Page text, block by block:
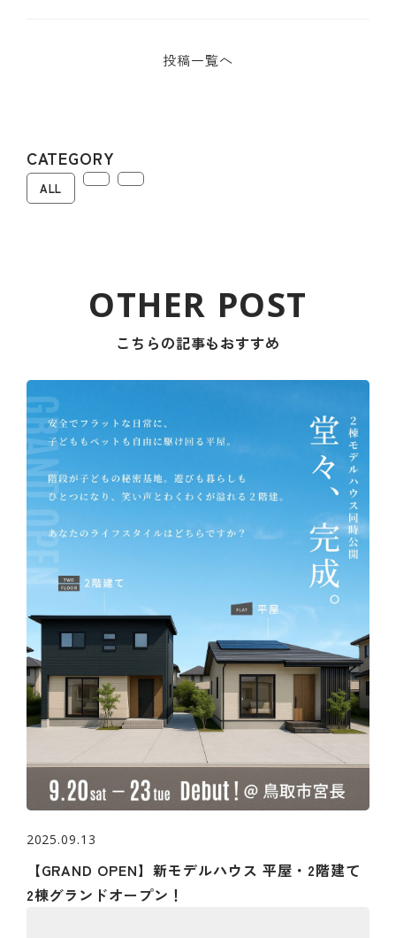
投稿一覧へ
CATEGORY
ALL
こちらの記事もおすすめ
2025.09.13
【GRAND OPEN】新モデルハウス 平屋・2階建て
2棟グランドオープン！